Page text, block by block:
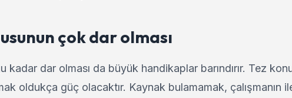
çok dar olması
kadar dar olması da büyük handikaplar barındırır. Tez
oldukça güç olacaktır. Kaynak bulamamak, çalışmanın